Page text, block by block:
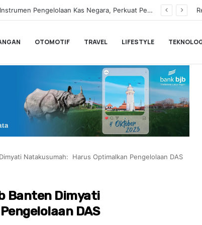
Hampir Sentuh 70.000 Pengguna, Polytron Optimis Sambut Ajang GIIAS 2026 dengan Respon Positif
OTOMOTIF TRAVEL LIFESTYLE
Natakusumah: Harus Optimalkan Pengelolaan DAS
Banten Dimyati
DAS